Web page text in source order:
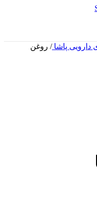
پاشا/ روغن